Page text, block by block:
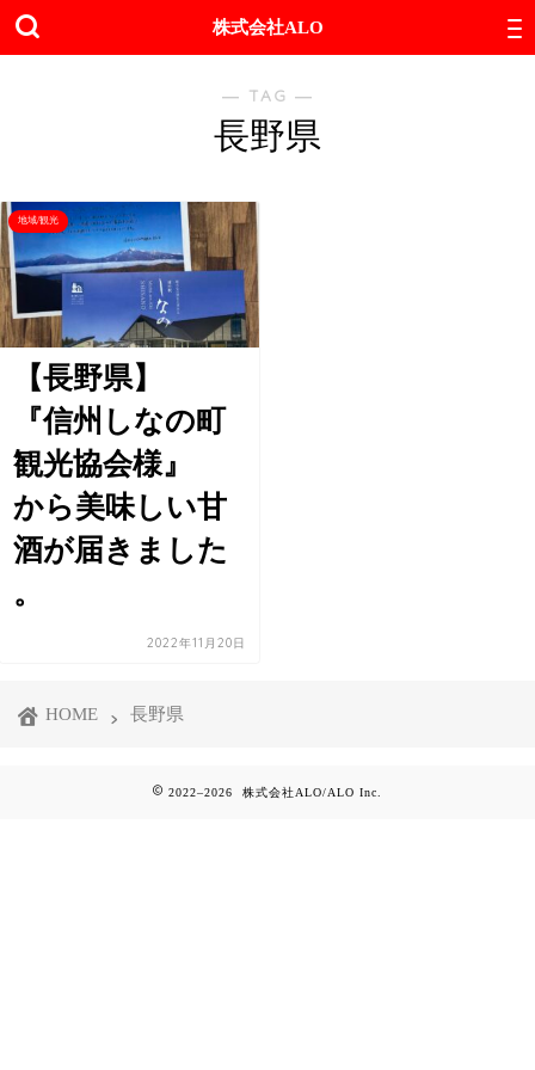
株式会社ALO
― TAG ―
長野県
地域/観光
【長野県】
『信州しなの町
観光協会様』
から美味しい甘
酒が届きました
。
2022年11月20日
HOME 長野県
2022–2026 株式会社ALO/ALO Inc.